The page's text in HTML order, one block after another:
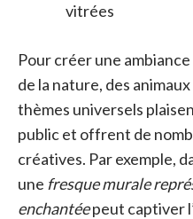
vitrées
Pour créer une
de la nature, des
thèmes universels
public et offrent de
créatives. Par exemple,
une fresque murale
enchantéepeut captiver